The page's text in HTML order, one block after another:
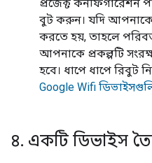
প্রজেক্ট কনফিগারেশন
বুট করুন। যদি আপনাকে
করতে হয়, তাহলে
আপনাকে প্রকল্পটি
হবে। ধাপে ধাপে রিবুট
Google Wifi
৪. একটি ডিভাইস